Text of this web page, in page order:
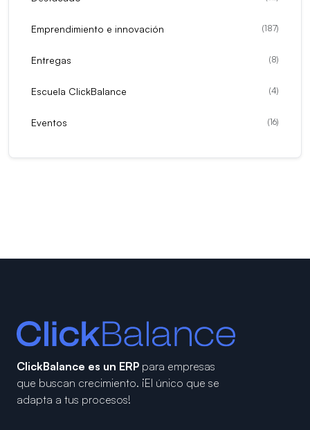
Emprendimiento e innovación (187)
Entregas (8)
Escuela ClickBalance (4)
Eventos (16)
ClickBalance es un ERP para empresas
que buscan crecimiento. ¡El único que se
adapta a tus procesos!